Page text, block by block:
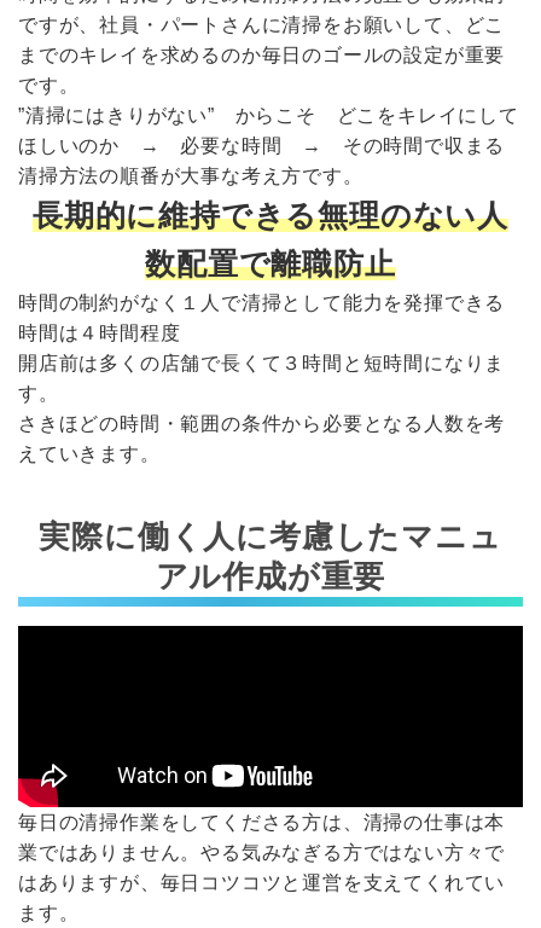
ですが、社員・パートさんに清掃をお願いして、どこ
までのキレイを求めるのか毎日のゴールの設定が重要
です。
”清掃にはきりがない” からこそ どこをキレイにして
ほしいのか → 必要な時間 → その時間で収まる
清掃方法の順番が大事な考え方です。
長期的に維持できる無理のない人
数配置で離職防止
時間の制約がなく１人で清掃として能力を発揮できる
時間は４時間程度
開店前は多くの店舗で長くて３時間と短時間になりま
す。
さきほどの時間・範囲の条件から必要となる人数を考
えていきます。
実際に働く人に考慮したマニュ
アル作成が重要
毎日の清掃作業をしてくださる方は、清掃の仕事は本
業ではありません。やる気みなぎる方ではない方々で
はありますが、毎日コツコツと運営を支えてくれてい
ます。